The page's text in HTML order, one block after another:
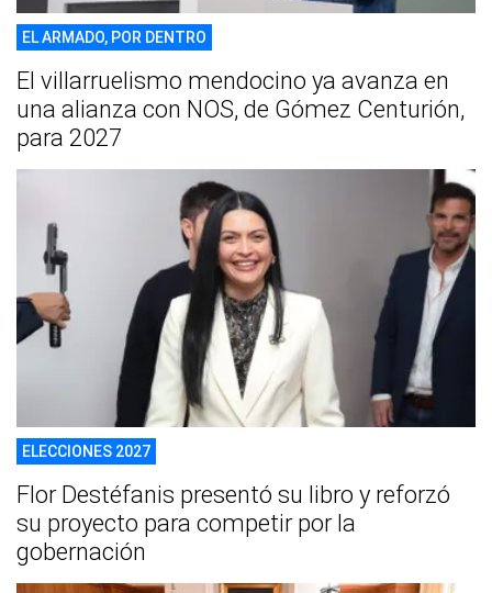
EL ARMADO, POR DENTRO
El villarruelismo mendocino ya avanza en
una alianza con NOS, de Gómez Centurión,
para 2027
ELECCIONES 2027
Flor Destéfanis presentó su libro y reforzó
su proyecto para competir por la
gobernación